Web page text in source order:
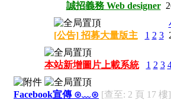
誠招義務 Web designer
[公告] 招募大量版主 1 2 3
本站新增圖片上載系統 1 2 3
Facebook宣傳 ⊙﹏⊙ [查至: 2 頁 17 樓]